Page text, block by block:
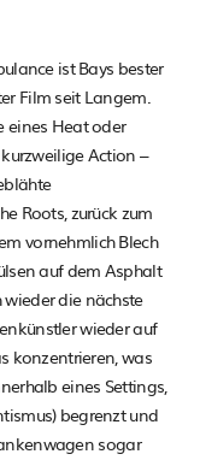
ist Bays bester
Film seit Langem.
eines Heat oder
Action –
Roots, zurück zum
vornehmlich Blech
auf dem Asphalt
die nächste
wieder auf
konzentrieren, was
eines Settings,
begrenzt und
sogar